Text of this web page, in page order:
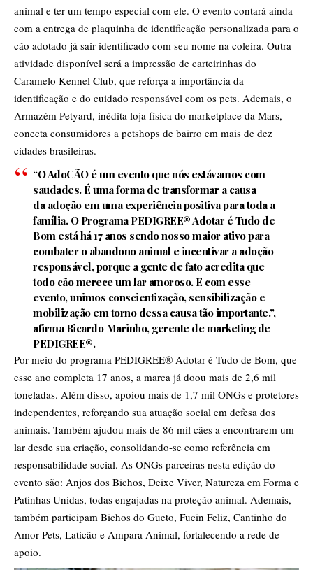
animal e ter um tempo especial com ele. O evento contará ainda
com a entrega de plaquinha de identificação personalizada para o
cão adotado já sair identificado com seu nome na coleira. Outra
atividade disponível será a impressão de carteirinhas do
Caramelo Kennel Club, que reforça a importância da
identificação e do cuidado responsável com os pets. Ademais, o
Armazém Petyard, inédita loja física do marketplace da Mars,
conecta consumidores a petshops de bairro em mais de dez
cidades brasileiras.
“O AdoCÃO é um evento que nós estávamos com
saudades. É uma forma de transformar a causa
da adoção em uma experiência positiva para toda a
família. O Programa PEDIGREE® Adotar é Tudo de
Bom está há 17 anos sendo nosso maior ativo para
combater o abandono animal e incentivar a adoção
responsável, porque a gente de fato acredita que
todo cão merece um lar amoroso. E com esse
evento, unimos conscientização, sensibilização e
mobilização em torno dessa causa tão importante.”,
afirma Ricardo Marinho, gerente de marketing de
PEDIGREE®.
Por meio do programa PEDIGREE® Adotar é Tudo de Bom, que
esse ano completa 17 anos, a marca já doou mais de 2,6 mil
toneladas. Além disso, apoiou mais de 1,7 mil ONGs e protetores
independentes, reforçando sua atuação social em defesa dos
animais. Também ajudou mais de 86 mil cães a encontrarem um
lar desde sua criação, consolidando-se como referência em
responsabilidade social. As ONGs parceiras nesta edição do
evento são: Anjos dos Bichos, Deixe Viver, Natureza em Forma e
Patinhas Unidas, todas engajadas na proteção animal. Ademais,
também participam Bichos do Gueto, Fucin Feliz, Cantinho do
Amor Pets, Laticão e Ampara Animal, fortalecendo a rede de
apoio.